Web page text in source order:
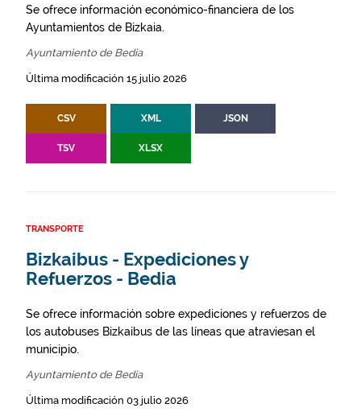
Se ofrece información económico-financiera de los
Ayuntamientos de Bizkaia.
Ayuntamiento de Bedia
Última modificación 15 julio 2026
CSV XML JSON
TSV XLSX
TRANSPORTE
Bizkaibus - Expediciones y
Refuerzos - Bedia
Se ofrece información sobre expediciones y refuerzos de
los autobuses Bizkaibus de las líneas que atraviesan el
municipio.
Ayuntamiento de Bedia
Última modificación 03 julio 2026